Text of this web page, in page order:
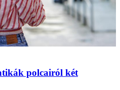
polcairól két